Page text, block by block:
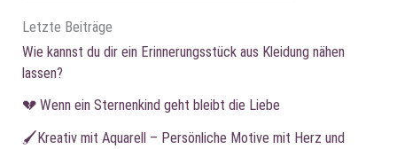
Letzte Beiträge
Wie kannst du dir ein Erinnerungsstück aus Kleidung nähen
lassen?
💔 Wenn ein Sternenkind geht bleibt die Liebe
🖌️Kreativ mit Aquarell – Persönliche Motive mit Herz und